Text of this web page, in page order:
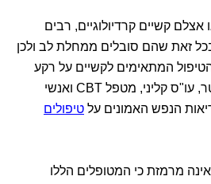
קשיים קרדיולוגיים, רבים
זאת שהם סובלים ממחלת לב ולכן
המתאימים לקשיים על רקע
נפשי - פסיכולוג, פסיכיאטר, עו"ס קליני, מטפל CBT ואנשי
הנפש האמונים על טיפולים
מרמזת כי המטופלים הללו